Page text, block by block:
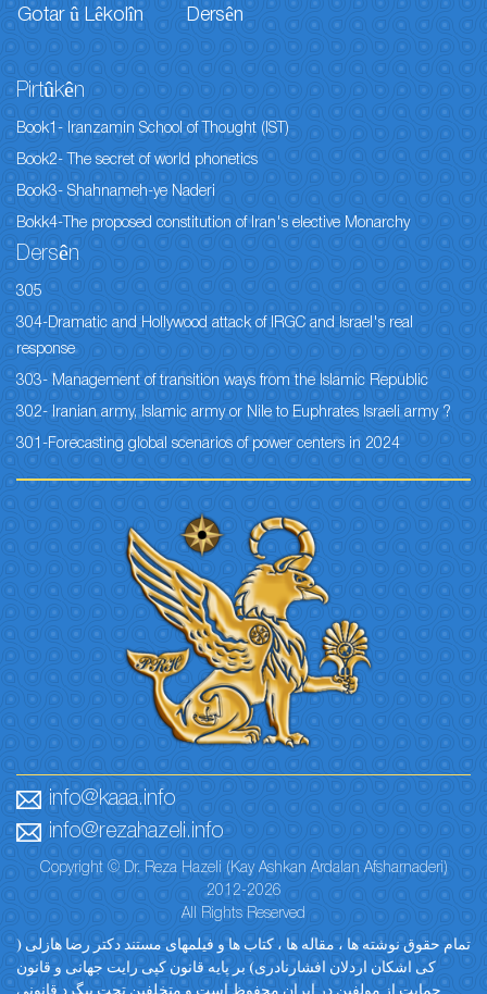
Gotar û Lêkolîn Dersên
Pirtûkên
Book1- Iranzamin School of Thought (IST)
Book2- The secret of world phonetics
Book3- Shahnameh-ye Naderi
Bokk4-The proposed constitution of Iran's elective Monarchy
Dersên
305
304-Dramatic and Hollywood attack of IRGC and Israel's real
response
303- Management of transition ways from the Islamic Republic
302- Iranian army, Islamic army or Nile to Euphrates Israeli army ?
301-Forecasting global scenarios of power centers in 2024
info@kaaa.info
info@rezahazeli.info
Copyright © Dr. Reza Hazeli (Kay Ashkan Ardalan Afsharnaderi)
2012-2026
All Rights Reserved
تمام حقوق نوشته ها ، مقاله ها ، کتاب ها و فیلمهای مستند دکتر رضا هازلی (
کی اشکان اردلان افشارنادری) بر پایه قانون کپی رایت جهانی و قانون
حمایت از مولفین در ایران محفوظ است و متخلفین تحت پیگرد قانونی